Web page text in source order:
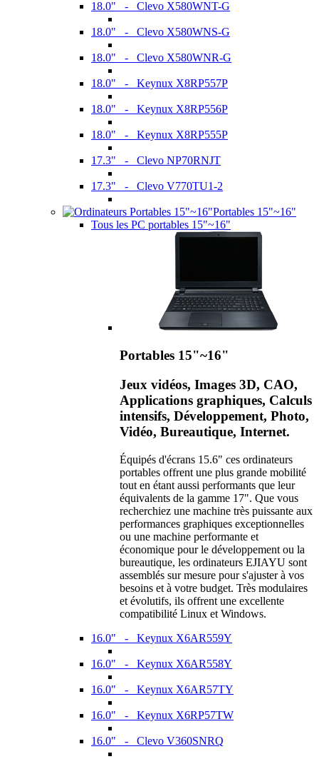
18.0" - Clevo X580WNT-G
18.0" - Clevo X580WNS-G
18.0" - Clevo X580WNR-G
18.0" - Keynux X8RP557P
18.0" - Keynux X8RP556P
18.0" - Keynux X8RP555P
17.3" - Clevo NP70RNJT
17.3" - Clevo V770TU1-2
Portables 15"~16"
Tous les PC portables 15"~16"
Portables 15"~16"
Jeux vidéos, Images 3D, CAO,
Applications graphiques, Calculs
intensifs, Développement, Photo,
Vidéo, Bureautique, Internet.
Équipés d'écrans 15.6" ces ordinateurs
portables offrent une plus grande mobilité
tout en étant aussi performants que leur
équivalents de la gamme 17". Que vous
recherchiez une machine très puissante aux
performances graphiques exceptionnelles
ou une machine performante et
économique pour le développement ou la
bureautique, les ordinateurs EJIAYU sont
assemblés sur mesure pour s'ajuster à vos
besoins et à votre budget. Très modulaires
et évolutifs, ils offrent une excellente
compatibilité Linux et Windows.
16.0" - Keynux X6AR559Y
16.0" - Keynux X6AR558Y
16.0" - Keynux X6AR57TY
16.0" - Keynux X6RP57TW
16.0" - Clevo V360SNRQ